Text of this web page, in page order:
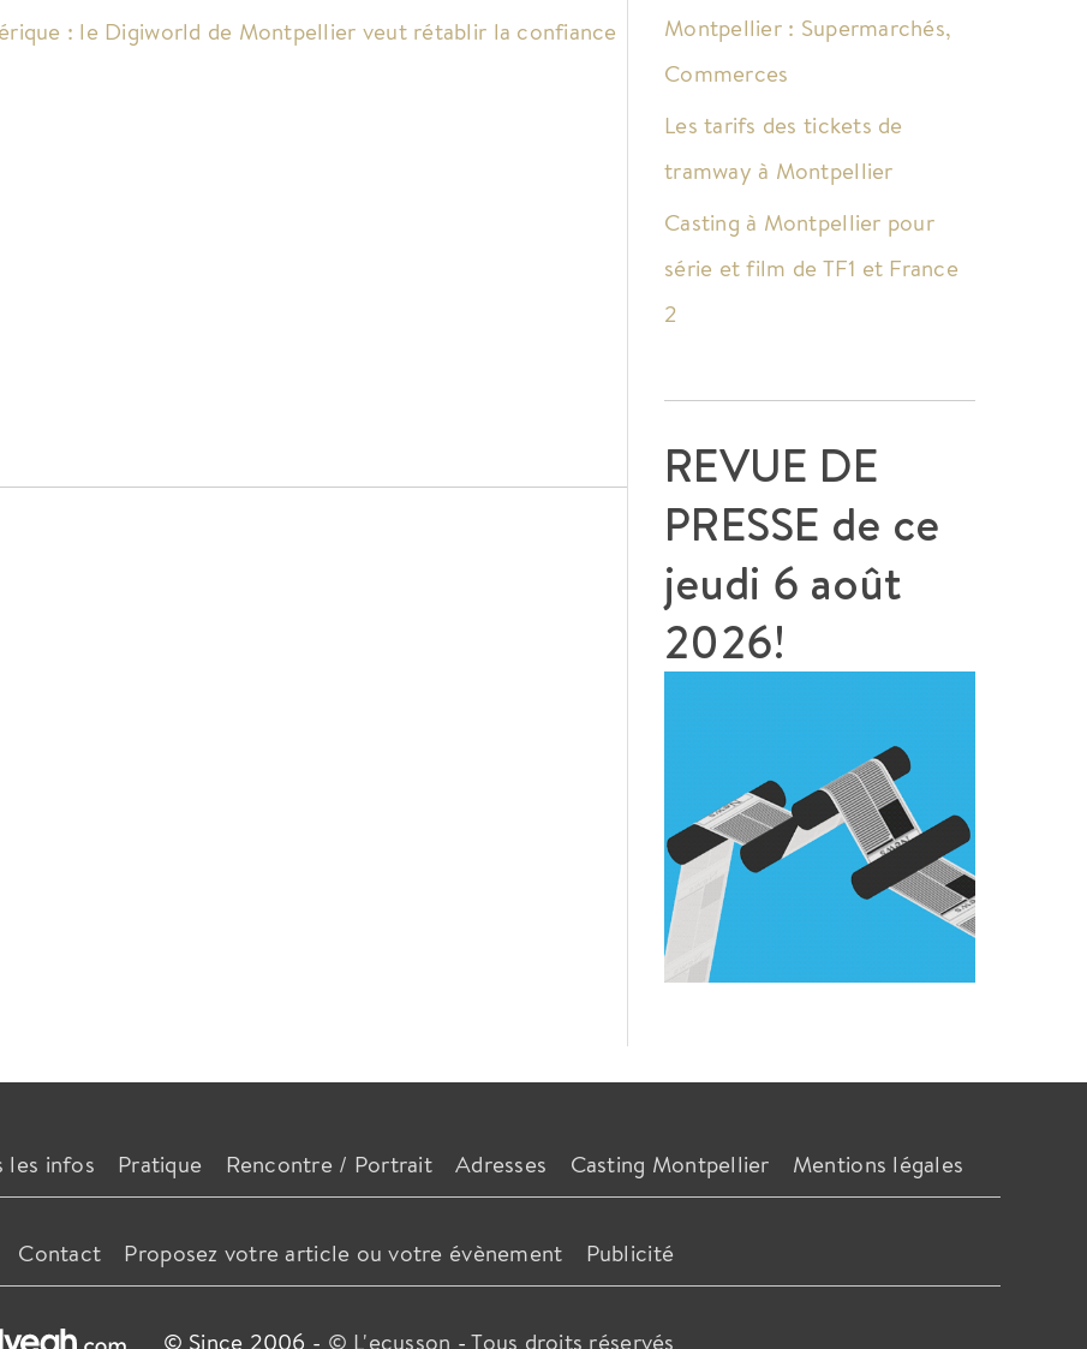
: le Digiworld de Montpellier veut rétablir la confiance
Montpellier : Supermarchés,
Commerces
Les tarifs des tickets de
tramway à Montpellier
Casting à Montpellier pour
série et film de TF1 et France
2
REVUE DE
PRESSE de ce
jeudi 6 août
2026!
les infos Pratique Rencontre / Portrait Adresses Casting Montpellier Mentions légales
Contact Proposez votre article ou votre évènement Publicité
© Since 2006 - © L'ecusson -Tous droits réservés